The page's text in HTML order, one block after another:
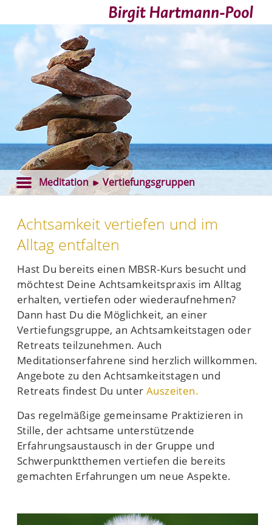
Meditation Vertiefungsgruppen
Achtsamkeit vertiefen und im
Alltag entfalten
Hast Du bereits einen MBSR-Kurs besucht und
möchtest Deine Achtsamkeitspraxis im Alltag
erhalten, vertiefen oder wiederaufnehmen?
Dann hast Du die Möglichkeit, an einer
Vertiefungsgruppe, an Achtsamkeitstagen oder
Retreats teilzunehmen. Auch
Meditationserfahrene sind herzlich willkommen.
Angebote zu den Achtsamkeitstagen und
Retreats findest Du unter Auszeiten.
Das regelmäßige gemeinsame Praktizieren in
Stille, der achtsame unterstützende
Erfahrungsaustausch in der Gruppe und
Schwerpunktthemen vertiefen die bereits
gemachten Erfahrungen um neue Aspekte.